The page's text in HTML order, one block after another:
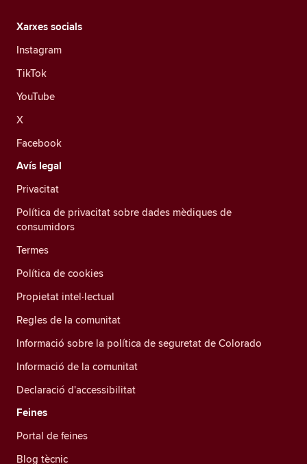
Xarxes socials
Instagram
TikTok
YouTube
X
Facebook
Avís legal
Privacitat
Política de privacitat sobre dades mèdiques de
consumidors
Termes
Política de cookies
Propietat intel·lectual
Regles de la comunitat
Informació sobre la política de seguretat de Colorado
Informació de la comunitat
Declaració d'accessibilitat
Feines
Portal de feines
Blog tècnic